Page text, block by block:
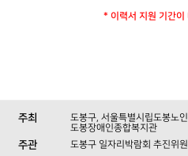
* 이력서 지원 기간이
주최 도봉구, 서울특별시립도봉노
도봉장애인종합복지관
주관 도봉구 일자리박람회 추진위원